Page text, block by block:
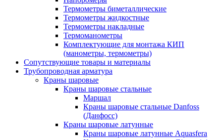
Термометры биметаллические
Термометры жидкостные
Термометры накладные
Термоманометры
Комплектующие для монтажа КИП
(манометры, термометры)
Сопутствующие товары и материалы
Трубопроводная арматура
Краны шаровые
Краны шаровые стальные
Маршал
Краны шаровые стальные Danfoss
(Данфосс)
Краны шаровые латунные
Краны шаровые латунные Aquasfera